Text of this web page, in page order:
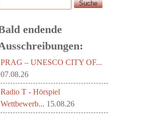
endende
PRAG – UNESCO CITY OF...
07.08.26
Radio T - Hörspiel
Wettbewerb... 15.08.26